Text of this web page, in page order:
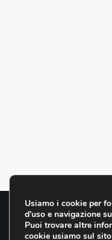
© RADIO DELTA
Usiamo i cookie per
d'uso e navigazione
Puoi trovare altre
cookie usiamo sul